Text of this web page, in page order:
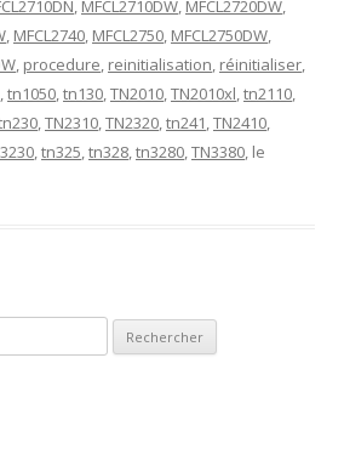
, MFCL2710DW, MFCL2720DW,
, MFCL2740, MFCL2750, MFCL2750DW,
, procedure, reinitialisation, réinitialiser,
,tn1050,tn130,TN2010,TN2010xl,tn2110,
,TN2310,TN2320,tn241,TN2410,
,tn325,tn328,tn3280,TN3380, le